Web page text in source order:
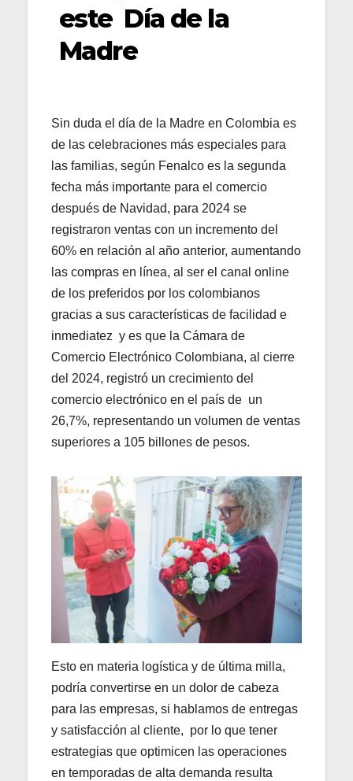
este Día de la
Madre
Sin duda el día de la Madre en Colombia es
de las celebraciones más especiales para
las familias, según Fenalco es la segunda
fecha más importante para el comercio
después de Navidad, para 2024 se
registraron ventas con un incremento del
60% en relación al año anterior, aumentando
las compras en línea, al ser el canal online
de los preferidos por los colombianos
gracias a sus características de facilidad e
inmediatez y es que la Cámara de
Comercio Electrónico Colombiana, al cierre
del 2024, registró un crecimiento del
comercio electrónico en el país de un
26,7%, representando un volumen de ventas
superiores a 105 billones de pesos.
Esto en materia logística y de última milla,
podría convertirse en un dolor de cabeza
para las empresas, si hablamos de entregas
y satisfacción al cliente, por lo que tener
estrategias que optimicen las operaciones
en temporadas de alta demanda resulta